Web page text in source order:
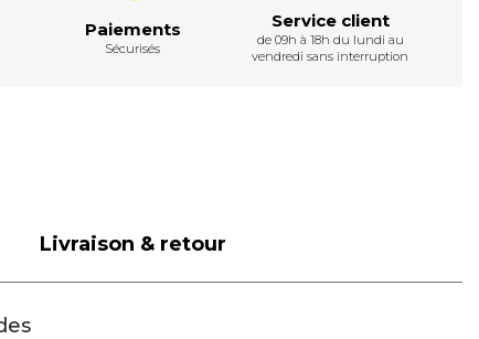
Paiements
Sécurisés
Service client
de 09h à 18h du lundi au
vendredi sans interruption
Livraison & retour